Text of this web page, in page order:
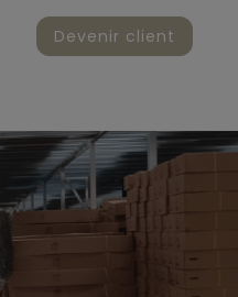
Devenir client